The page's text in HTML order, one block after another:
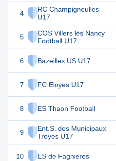
4
RC Champigneulles
U17
5
COS Villers lès Nancy
Football U17
6 Bazeilles US U17
7 FC Eloyes U17
8 ES Thaon Football
9
Ent.S. des Municipaux
Troyes U17
10 ES de Fagnieres
35
29 20
29
21
21 20
20